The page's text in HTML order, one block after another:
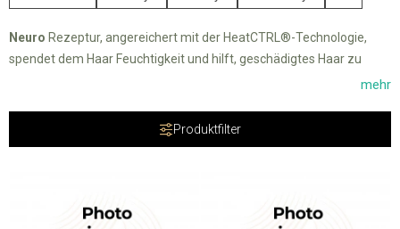
Neuro Rezeptur, angereichert mit der HeatCTRL®-Technologie,
spendet dem Haar Feuchtigkeit und hilft, geschädigtes Haar zu
mehr
Produktfilter